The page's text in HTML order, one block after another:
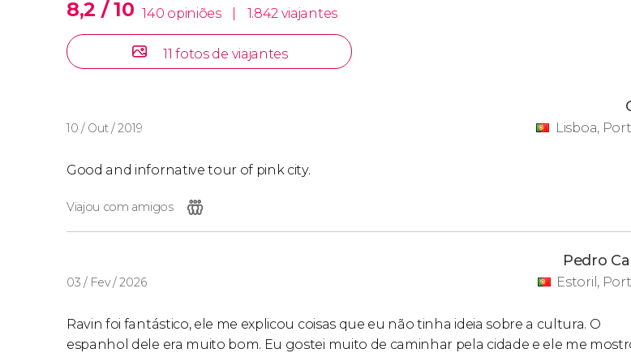
8,2 / 10 140 opiniões 1.842 viajantes
11 fotos de viajantes
10 / Out / 2019 Lisboa,
Good and infornative tour of pink city.
Viajou com amigos
03 / Fev / 2026
Pedro
Estoril,
Ravin foi fantástico, ele me explicou coisas que eu não tinha ideia sobre a cultura. O
espanhol dele era muito bom. Eu gostei muito de caminhar pela cidade e ele me